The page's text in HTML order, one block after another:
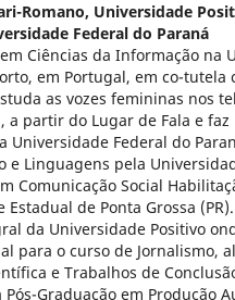
Romano, Universidade
Federal do Paraná
Ciências da Informação na
em Portugal, em co-
as vozes femininas nos
a partir do Lugar de Fala e
Universidade Federal do
e Linguagens pela
Comunicação Social
Estadual de Ponta Grossa
da Universidade Positivo
para o curso de Jornalismo,
e Trabalhos de
Pós-Graduação em Produção